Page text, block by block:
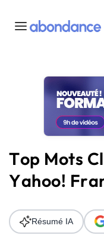
Toutes les actus
Actus SEO
Plateforme
Solutions
Ressources
Audit SEO
Top Mots
Yahoo!
Résumé IA